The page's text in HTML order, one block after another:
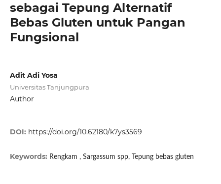
sebagai Tepung Alternatif
Bebas Gluten untuk Pangan
Fungsional
Adit Adi Yosa
Universitas Tanjungpura
Author
DOI: https://doi.org/10.62180/k7ys3569
Keywords: Rengkam , Sargassum spp, Tepung bebas gluten